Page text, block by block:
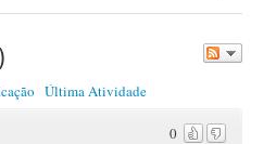
Post
)
Última Atividade
0